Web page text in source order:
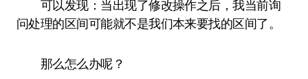
可以发现：当出现了修改操作之后，我当前询
问处理的区间可能就不是我们本来要找的区间了。
那么怎么办呢？